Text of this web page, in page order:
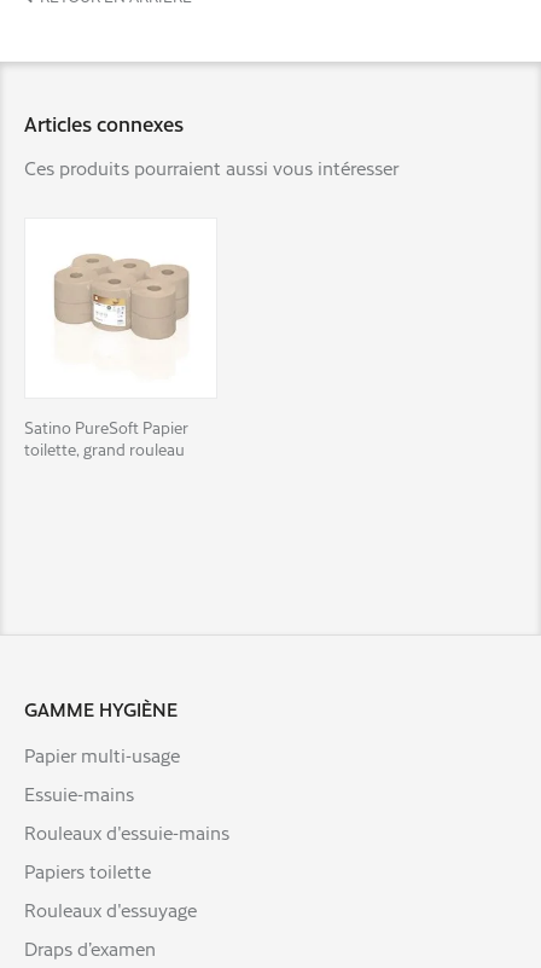
4000735372089
4000735372096
Articles connexes
Ces produits pourraient aussi vous intéresser
Satino PureSoft Papier
toilette, grand rouleau
GAMME HYGIÈNE
Papier multi-usage
Essuie-mains
Rouleaux d'essuie-mains
Papiers toilette
Rouleaux d'essuyage
Draps d’examen